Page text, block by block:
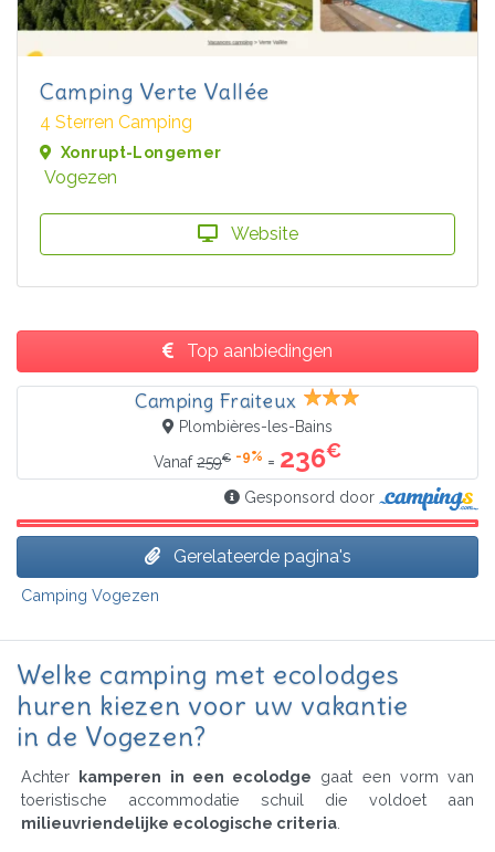
Camping Verte Vallée
4 Sterren Camping
Xonrupt-Longemer
Vogezen
Website
Top aanbiedingen
Camping Fraiteux
Plombières-les-Bains
Vanaf259€ -9% = 236€
Gesponsord door
Gerelateerde pagina's
Camping Vogezen
Welke camping met ecolodges
huren kiezen voor uw vakantie
in de Vogezen?
Achter kamperen in een ecolodge gaat een vorm van
toeristische accommodatie schuil die voldoet aan
milieuvriendelijke ecologische criteria